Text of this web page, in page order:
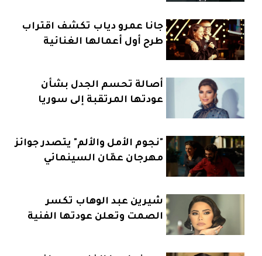
جانا عمرو دياب تكشف اقتراب
طرح أول أعمالها الغنائية
أصالة تحسم الجدل بشأن
عودتها المرتقبة إلى سوريا
"نجوم الأمل والألم" يتصدر جوائز
مهرجان عمّان السينمائي
شيرين عبد الوهاب تكسر
الصمت وتعلن عودتها الفنية